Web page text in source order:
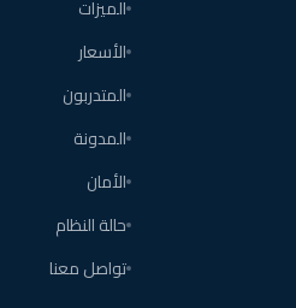
الميزات
الأسعار
المتدربون
المدونة
الأمان
حالة النظام
تواصل معنا